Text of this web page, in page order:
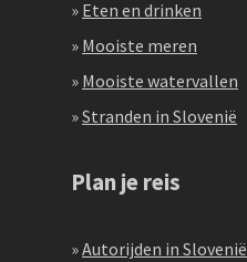
» Eten en drinken
» Mooiste meren
» Mooiste watervallen
»Stranden in Slovenië
Plan je reis
»Autorijden in Slovenië